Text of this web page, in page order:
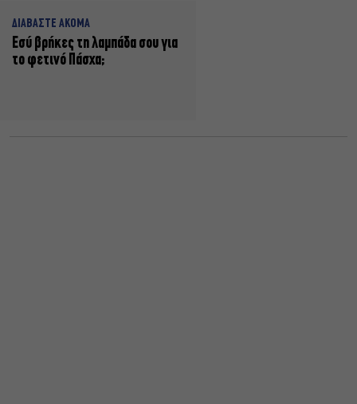
ΔΙΑΒΑΣΤΕ ΑΚΟΜΑ
Εσύ βρήκες τη λαμπάδα σου για
το φετινό Πάσχα;